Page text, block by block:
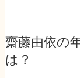
齋藤由依の
は？